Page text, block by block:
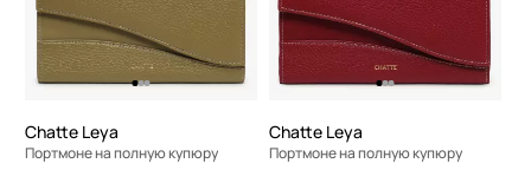
Chatte Leya
Портмоне на полную купюру
Chatte Leya
Портмоне на полную купюру